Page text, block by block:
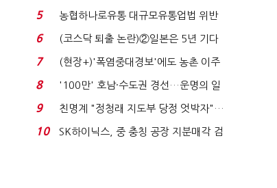
침체에 재무 ...
5
농협하나로유통 대규모유통업법 위반
적발…공정위, 과...
6
(코스닥 퇴출 논란)②일본은 5년 기다
려주는데 우리는 ...
7
(현장+)'폭염중대경보'에도 농촌 이주
노동자는 강행군…'야...
8
'100만' 호남·수도권 경선…운명의 일
주일
9
친명계 "정청래 지도부 당정 엇박자"…
친청계 "신천지 오...
10
SK하이닉스, 중 충칭 공장 지분매각 검